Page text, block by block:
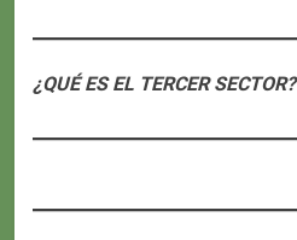
¿QUÉ ES EL TERCER SECTOR?